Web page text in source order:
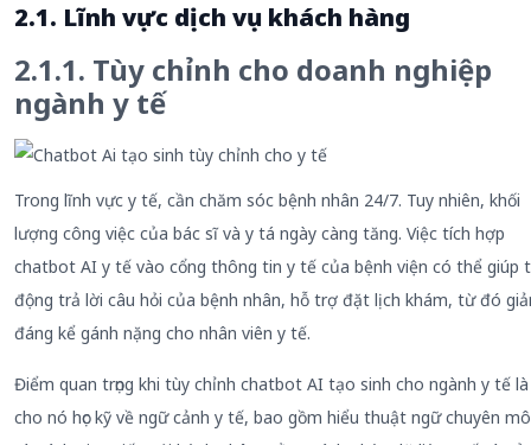
2.1. Lĩnh vực dịch vụ khách hàng
2.1.1. Tùy chỉnh cho doanh nghiệp
ngành y tế
Trong lĩnh vực y tế, cần chăm sóc bệnh nhân 24/7. Tuy nhiên, khối
lượng công việc của bác sĩ và y tá ngày càng tăng. Việc tích hợp
chatbot AI y tế vào cổng thông tin y tế của bệnh viện có thể giúp
động trả lời câu hỏi của bệnh nhân, hỗ trợ đặt lịch khám, từ đó
đáng kể gánh nặng cho nhân viên y tế.
Điểm quan trọng khi tùy chỉnh chatbot AI tạo sinh cho ngành y tế là
cho nó học kỹ về ngữ cảnh y tế, bao gồm hiểu thuật ngữ chuyên